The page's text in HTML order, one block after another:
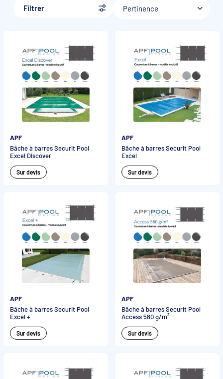
Accessoires et pièces détachées filtration
Vannes multivoies filtres à sable
Groupe de filtration sur palette
Filtrer Pertinence
APF
Bâche à barres Securit Pool
Excel Discover
Sur devis
APF
Bâche à barres Securit Pool
Excel
Sur devis
APF
Bâche à barres Securit Pool
Excel +
Sur devis
APF
Bâche à barres Securit Pool
Access 580 g/m²
Sur devis